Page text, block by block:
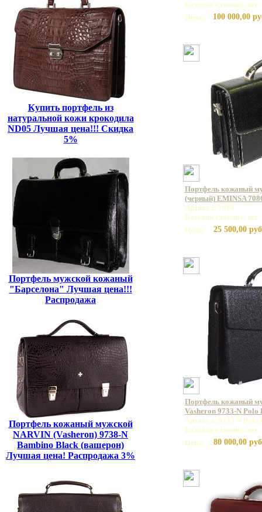
Купить портфель из
натуральной кожи крокодила
ND05 Лучшая цена!!! Скидка
5%
Портфель мужской кожаный
"Барселона" Лучшая цена!!!
Распродажа
Портфель кожаный мужской
NARVIN (Vasheron) 9738-N
Bambino Black (вашерон)
Лучшая цена! Распродажа 3%
Базовая единица: шт
Цена:
100 000,00
Портфель кожаный
(черный) EMINSA
Артикул: 7086
Базовая единица: шт
Цена:
25 500,00
Портфель кожаный
Vasheron 9733-N
Артикул: 9733 N Polo
Базовая единица: шт
Цена:
80 000,00